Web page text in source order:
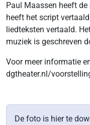
Paul Maassen heeft
heeft het script
liedteksten vertaald.
muziek is geschreven
Voor meer informatie
dgtheater.nl/
De foto is hier te